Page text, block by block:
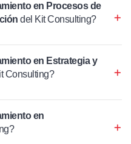
en Procesos de
del Kit Consulting?
en Estrategia y
Consulting?
en